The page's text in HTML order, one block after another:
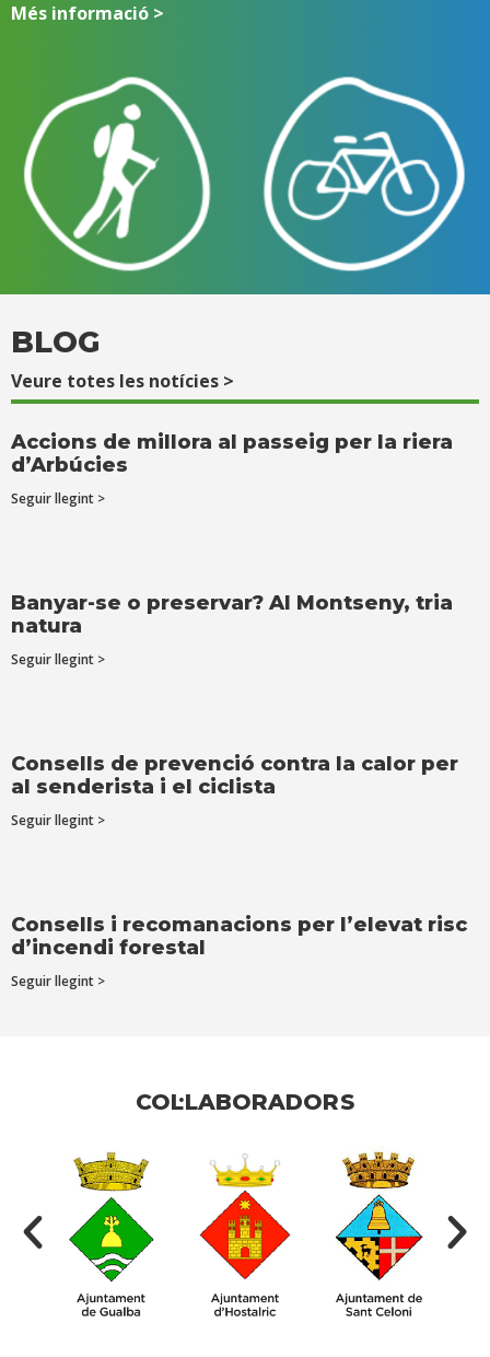
Més informació >
BLOG
Veure totes les notícies >
Accions de millora al passeig per la riera
d’Arbúcies
Seguir llegint >
Banyar-se o preservar? Al Montseny, tria
natura
Seguir llegint >
Consells de prevenció contra la calor per
al senderista i el ciclista
Seguir llegint >
Consells i recomanacions per l’elevat risc
d’incendi forestal
Seguir llegint >
COL·LABORADORS